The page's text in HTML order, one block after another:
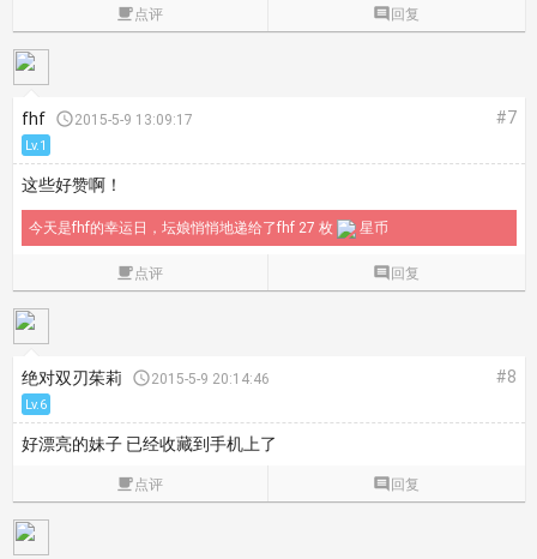
点评  回复
fhf 2015-5-9 13:09:17 #7
Lv.1
这些好赞啊！
今天是fhf的幸运日，坛娘悄悄地递给了fhf 27 枚 星币
点评  回复
绝对双刃茱莉 2015-5-9 20:14:46 #8
Lv.6
好漂亮的妹子 已经收藏到手机上了
点评  回复